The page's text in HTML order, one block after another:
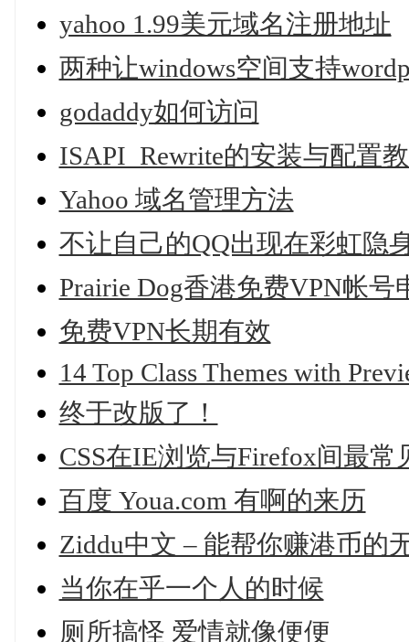
yahoo 1.99美元域名注册地址
两种让windows空间支持
godaddy如何访问
ISAPI_Rewrite的安装与配置
Yahoo 域名管理方法
不让自己的QQ出现在彩虹隐
Prairie Dog香港免费VPN帐号
免费VPN长期有效
14 Top Class Themes with
终于改版了！
CSS在IE浏览与Firefox间最
百度 Youa.com 有啊的来历
Ziddu中文 – 能帮你赚港币的
当你在乎一个人的时候
厕所搞怪 爱情就像便便